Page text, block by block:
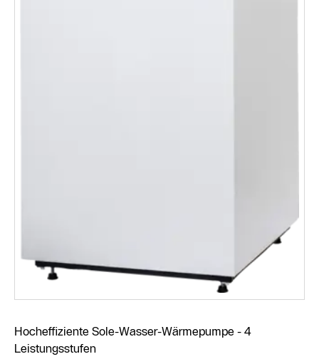
Hocheffiziente Sole-Wasser-Wärmepumpe - 4
Leistungsstufen